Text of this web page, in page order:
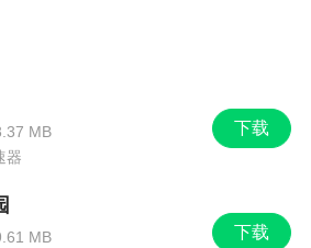
内容群发；
消息小红点清除；
化，群发时间间隔可自定义。
下载
MB
器
下载
MB